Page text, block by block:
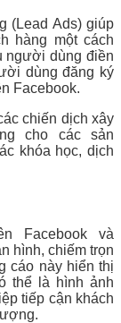
(Lead Ads) giúp
hàng một cách
người dùng điền
dùng đăng ký
Facebook.
chiến dịch xây
cho các sản
khóa học, dịch
Facebook và
hình, chiếm trọn
cáo này hiển thị
thể là hình ảnh
tiếp cận khách